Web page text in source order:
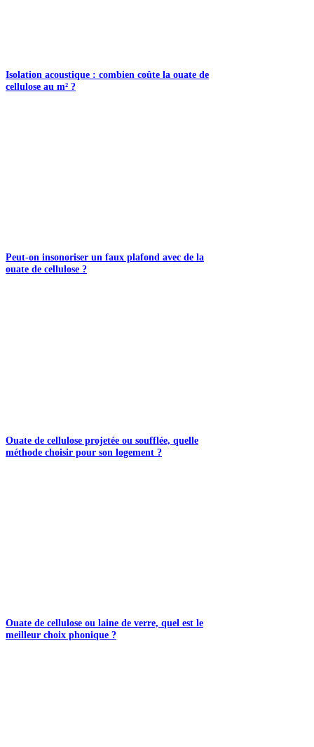
Isolation acoustique : combien coûte la ouate de
cellulose au m² ?
Peut-on insonoriser un faux plafond avec de la
ouate de cellulose ?
Ouate de cellulose projetée ou soufflée, quelle
méthode choisir pour son logement ?
Ouate de cellulose ou laine de verre, quel est le
meilleur choix phonique ?